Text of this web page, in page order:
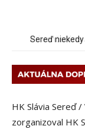
Pri venčení na
HK Slávia Sereď
zorganizoval HK